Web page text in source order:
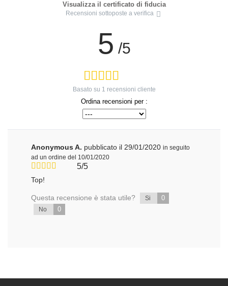
Visualizza il certificato di fiducia
Recensioni sottoposte a verifica
5 /5
Basato su 1 recensioni cliente
Ordina recensioni per :
Anonymous A. pubblicato il 29/01/2020 in seguito
ad un ordine del 10/01/2020
5/5
Top!
Questa recensione è stata utile? Si 0
No 0